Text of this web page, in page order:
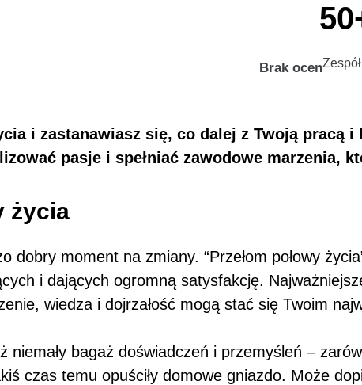
Brak ocen
i zastanawiasz się, co dalej z Twoją pracą i
pasje i spełniać zawodowe marzenia,
życia
dobry moment na zmiany. “Przełom połowy
i dających ogromną satysfakcję.
wiedza i dojrzałość mogą stać się Twoim
niemały bagaż doświadczeń i przemyśleń –
czas temu opuściły domowe gniazdo. Może